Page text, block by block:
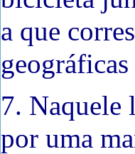
a que
7. Naquele
por uma